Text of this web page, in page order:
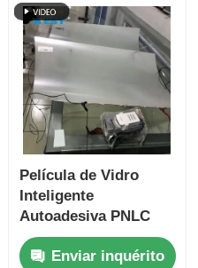
Película de Vidro
Inteligente
Autoadesiva PNLC
220V Resistência à
ExplosãoEnviar inquérito